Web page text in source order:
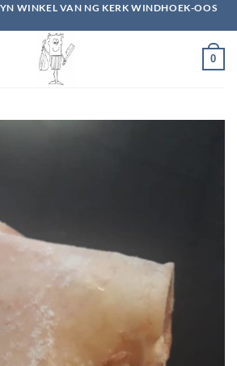
WINKEL VAN NG KERK WINDHOEK-OOS
0